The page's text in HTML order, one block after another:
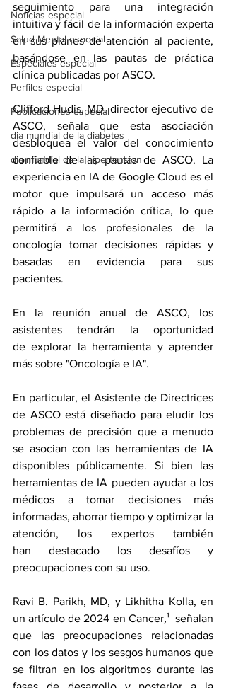
Noticias especial
Salud Mental especial
Especiales especial
Perfiles especial
Publicaciones especial
dia mundial de la diabetes
dia mundial de la hipertension
seguimiento para una integración
intuitiva y fácil de la información experta
en sus planes de atención al paciente,
basándose en las pautas de práctica
clínica publicadas por ASCO.
Clifford Hudis, MD, director ejecutivo de
ASCO, señala que esta asociación
desbloquea el valor del conocimiento
confiable de las pautas de ASCO. La
experiencia en IA de Google Cloud es el
motor que impulsará un acceso más
rápido a la información crítica, lo que
permitirá a los profesionales de la
oncología tomar decisiones rápidas y
basadas en evidencia para sus
pacientes.
En la reunión anual de ASCO, los
asistentes tendrán la oportunidad
de explorar la herramienta y aprender
más sobre "Oncología e IA".
En particular, el Asistente de Directrices
de ASCO está diseñado para eludir los
problemas de precisión que a menudo
se asocian con las herramientas de IA
disponibles públicamente. Si bien las
herramientas de IA pueden ayudar a los
médicos a tomar decisiones más
informadas, ahorrar tiempo y optimizar la
atención, los expertos también
han destacado los desafíos y
preocupaciones con su uso.
Ravi B. Parikh, MD, y Likhitha Kolla, en
un artículo de 2024 en Cancer,¹ señalan
que las preocupaciones relacionadas
con los datos y los sesgos humanos que
se filtran en los algoritmos durante las